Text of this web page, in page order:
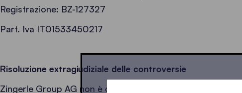
Registrazione: BZ-127327
Part. Iva IT01533450217
Risoluzione extragiudiziale delle controversie
Zingerle Group AG non è obbligata e non intende